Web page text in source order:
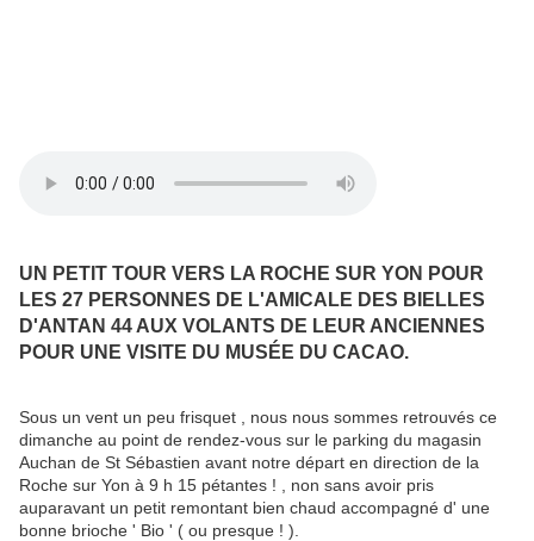
UN PETIT TOUR VERS LA ROCHE SUR YON POUR
LES 27 PERSONNES DE L'AMICALE DES BIELLES
D'ANTAN 44 AUX VOLANTS DE LEUR ANCIENNES
POUR UNE VISITE DU MUSÉE DU CACAO.
Sous un vent un peu frisquet , nous nous sommes retrouvés ce
dimanche au point de rendez-vous sur le parking du magasin
Auchan de St Sébastien avant notre départ en direction de la
Roche sur Yon à 9 h 15 pétantes ! , non sans avoir pris
auparavant un petit remontant bien chaud accompagné d' une
bonne brioche ' Bio ' ( ou presque ! ).